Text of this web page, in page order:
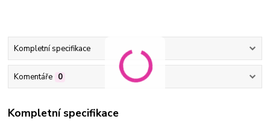
Kompletní specifikace
Komentáře 0
Kompletní specifikace